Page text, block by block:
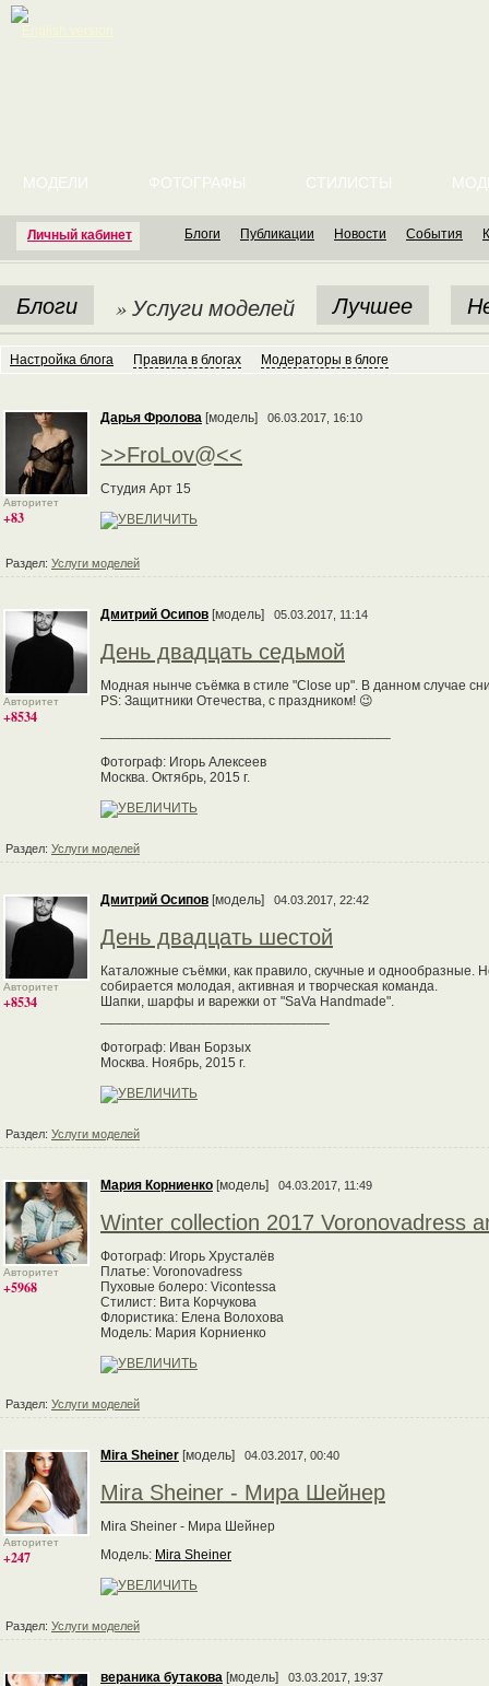
Личный кабинет
МОДЕЛИ ФОТОГРАФЫ СТИЛИСТЫ
Блоги Публикации Новости События
Блоги » Услуги моделей Лучшее
Настройка блога Правила в блогах Модераторы в блоге
Авторитет
+83
Дарья Фролова [модель] 06.03.2017, 16:10
>>FroLov@<<
Студия Арт 15
Раздел: Услуги моделей
Авторитет
+8534
Дмитрий Осипов [модель] 05.03.2017, 11:14
День двадцать седьмой
Модная нынче съёмка в стиле "Close up". В данном случае
PS: Защитники Отечества, с праздником! 😉
Фотограф: Игорь Алексеев
Москва. Октябрь, 2015 г.
Раздел: Услуги моделей
Авторитет
+8534
Дмитрий Осипов [модель] 04.03.2017, 22:42
День двадцать шестой
Каталожные съёмки, как правило, скучные и однообразные.
собирается молодая, активная и творческая команда.
Шапки, шарфы и варежки от "SaVa Handmade".
Фотограф: Иван Борзых
Москва. Ноябрь, 2015 г.
Раздел: Услуги моделей
Авторитет
+5968
Мария Корниенко [модель] 04.03.2017, 11:49
Winter collection 2017 Voronovadress
Фотограф: Игорь Хрусталёв
Платье: Voronovadress
Пуховые болеро: Vicontessa
Стилист: Вита Корчукова
Флористика: Елена Волохова
Модель: Мария Корниенко
Раздел: Услуги моделей
Авторитет
+247
Mira Sheiner [модель] 04.03.2017, 00:40
Mira Sheiner - Мира Шейнер
Mira Sheiner - Мира Шейнер
Модель: Mira Sheiner
Раздел: Услуги моделей
вераника бутакова [модель] 03.03.2017, 19:37